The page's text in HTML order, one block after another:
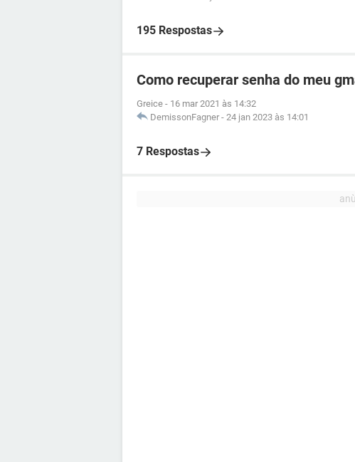
195 Respostas
Como recuperar senha do meu
Greice - 16 mar 2021 às 14:32
DemissonFagner - 24 jan 2023 às 14:01
7 Respostas